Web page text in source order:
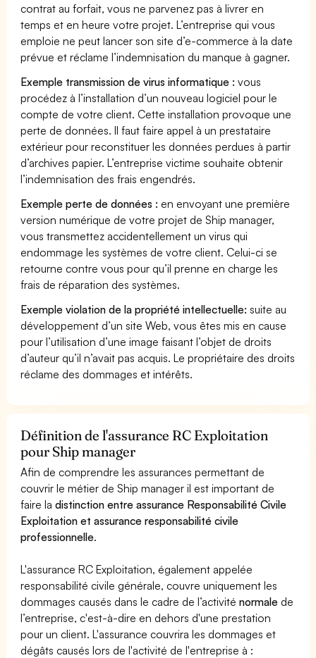
contrat au forfait, vous ne parvenez pas à livrer en
temps et en heure votre projet. L’entreprise qui vous
emploie ne peut lancer son site d’e-commerce à la date
prévue et réclame l’indemnisation du manque à gagner.
Exemple transmission de virus informatique : vous
procédez à l’installation d’un nouveau logiciel pour le
compte de votre client. Cette installation provoque une
perte de données. Il faut faire appel à un prestataire
extérieur pour reconstituer les données perdues à partir
d’archives papier. L’entreprise victime souhaite obtenir
l’indemnisation des frais engendrés.
Exemple perte de données : en envoyant une première
version numérique de votre projet de Ship manager,
vous transmettez accidentellement un virus qui
endommage les systèmes de votre client. Celui-ci se
retourne contre vous pour qu’il prenne en charge les
frais de réparation des systèmes.
Exemple violation de la propriété intellectuelle: suite au
développement d’un site Web, vous êtes mis en cause
pour l’utilisation d’une image faisant l’objet de droits
d’auteur qu’il n’avait pas acquis. Le propriétaire des droits
réclame des dommages et intérêts.
Définition de l'assurance RC Exploitation
pour Ship manager
Afin de comprendre les assurances permettant de
couvrir le métier de Ship manager il est important de
faire ladistinction entre assurance Responsabilité Civile
Exploitation et assurance responsabilité civile
professionnelle.
L'assurance RC Exploitation, également appelée
responsabilité civile générale, couvre uniquement les
dommages causés dans le cadre de l’activiténormale de
l’entreprise, c'est-à-dire en dehors d'une prestation
pour un client. L'assurance couvrira les dommages et
dégâts causés lors de l'activité de l'entreprise à :